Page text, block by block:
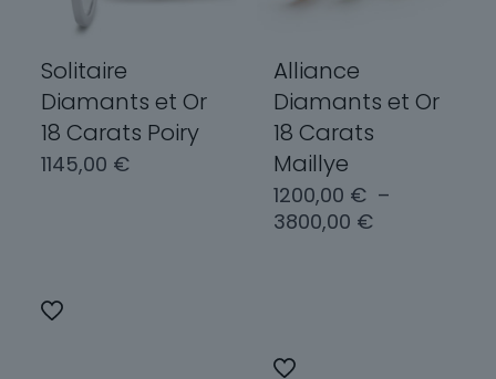
Solitaire
Diamants et Or
18 Carats Poiry
1145,00 €
Ce
Alliance
Diamants et Or
18 Carats
Maillye
1200,00 € –
3800,00 €Plage
Ce